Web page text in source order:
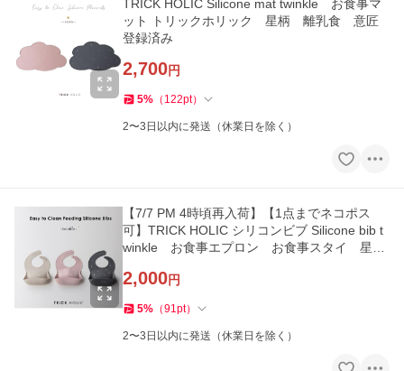
TRICK HOLIC Silicone mat twinkle お食事マ
ット トリックホリック 星柄 離乳食 意匠
登録済み
2,700円
5% （ 122pt）
2〜3日以内に発送（休業日を除く）
【7/7 PM 4時頃再入荷】【1点までネコポス
可】TRICK HOLIC シリコンビブ Silicone bib t
winkle お食事エプロン お食事スタイ 星
2,000円
5% （91pt）
2〜3日以内に発送（休業日を除く）